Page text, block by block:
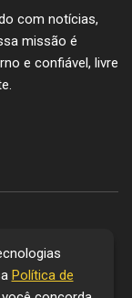
com notícias,
missão é
e confiável, livre
Política de